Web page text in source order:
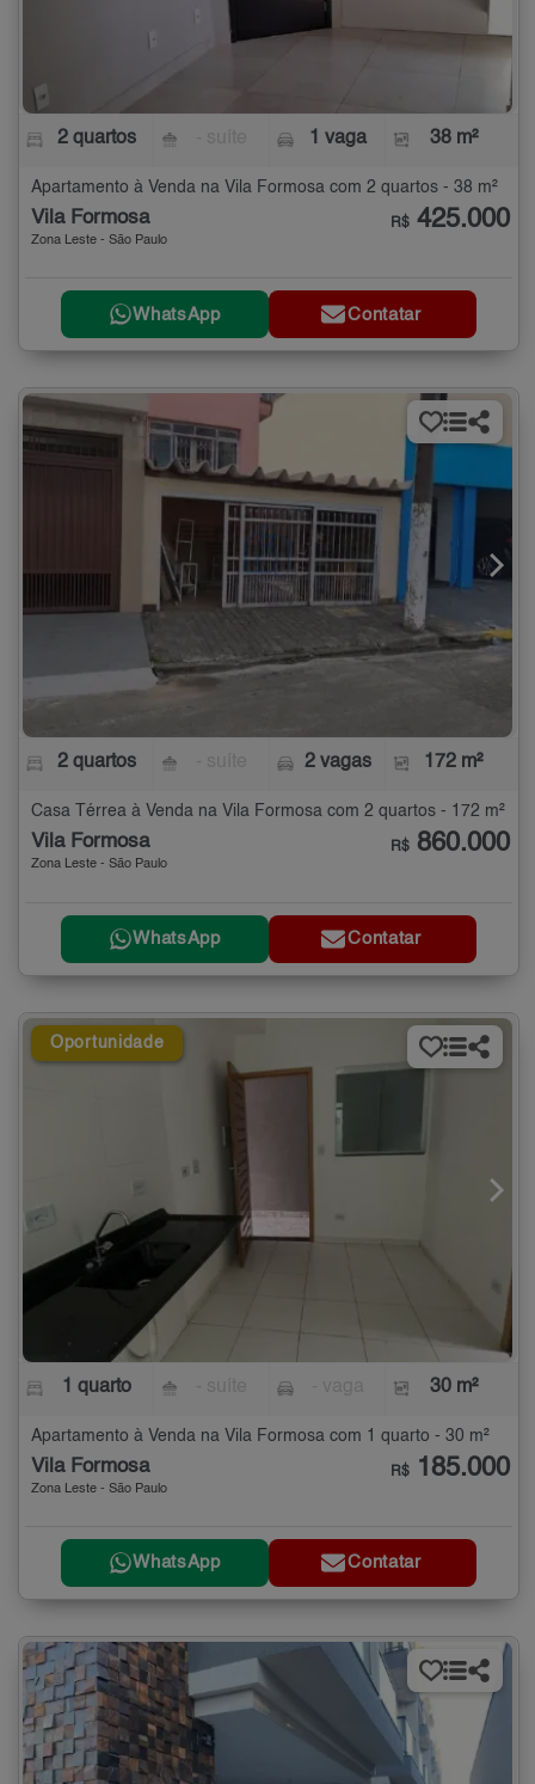
2 quartos 1 vaga 38 m²
Apartamento à Venda na Vila Formosa com 2 quartos - 38 m²
Vila Formosa
Zona Leste - São Paulo
R$ 425.000
WhatsApp Contatar
2 quartos 2 vagas 172 m²
Casa Térrea à Venda na Vila Formosa com 2 quartos - 172 m²
Vila Formosa
Zona Leste - São Paulo
R$ 860.000
WhatsApp Contatar
Oportunidade
1 quarto 30 m²
Apartamento à Venda na Vila Formosa com 1 quarto - 30 m²
Vila Formosa
Zona Leste - São Paulo
R$ 185.000
WhatsApp Contatar